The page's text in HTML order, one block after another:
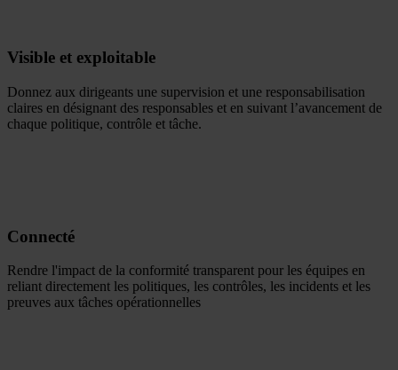
Visible et exploitable
Donnez aux dirigeants une supervision et une responsabilisation
claires en désignant des responsables et en suivant l’avancement de
chaque politique, contrôle et tâche.
Connecté
Rendre l'impact de la conformité transparent pour les équipes en
reliant directement les politiques, les contrôles, les incidents et les
preuves aux tâches opérationnelles